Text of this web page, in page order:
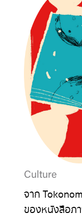
Culture
จาก
ของหนังสือ